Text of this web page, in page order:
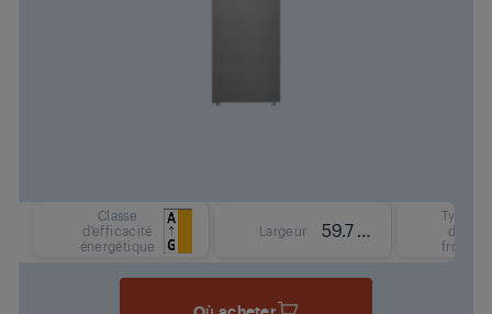
Classe
d'efficacité
énergétique
Largeur 59.7 cm
Type
de
froid